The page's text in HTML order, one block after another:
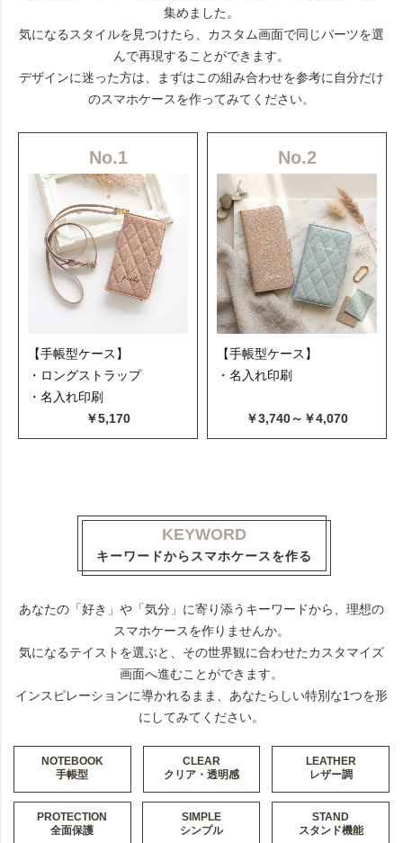
集めました。
気になるスタイルを見つけたら、カスタム画面で同じパーツを選
んで再現することができます。
デザインに迷った方は、まずはこの組み合わせを参考に自分だけ
のスマホケースを作ってみてください。
No.1
【手帳型ケース】
・ロングストラップ
・名入れ印刷
￥5,170
No.2
【手帳型ケース】
・名入れ印刷
￥3,740～￥4,070
KEYWORD
キーワードからスマホケースを作る
あなたの「好き」や「気分」に寄り添うキーワードから、理想の
スマホケースを作りませんか。
気になるテイストを選ぶと、その世界観に合わせたカスタマイズ
画面へ進むことができます。
インスピレーションに導かれるまま、あなたらしい特別な1つを形
にしてみてください。
NOTEBOOK
手帳型
CLEAR
クリア・透明感
LEATHER
レザー調
PROTECTION
全面保護
SIMPLE
シンプル
STAND
スタンド機能